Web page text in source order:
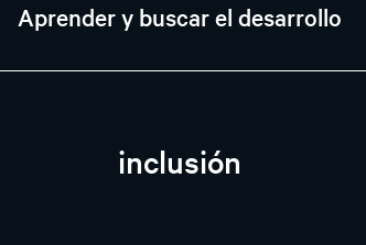
Aprender y buscar el desarrollo
inclusión